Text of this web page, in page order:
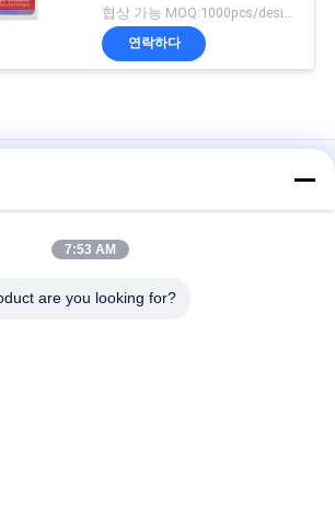
연락하다
라필 100mg 라벨
벨 펩타이드 플라스크 라벨
록저장소 동화작용 주문 제작된 브랜드와 광
7:53 AM
are you looking for?